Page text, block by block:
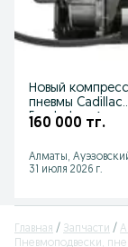
Новый
пневмы Cadillac
Escalade. в
160 000 тг.
Алматы,
31 июля 2026 г.
Главная Запчасти
Пневмоподвески,